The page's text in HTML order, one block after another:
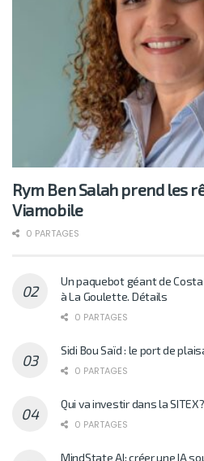
Rym Ben Salah prend les
Viamobile
0 PARTAGES
Un paquebot géant de
à La Goulette. Détails
0 PARTAGES
Sidi Bou Saïd : le port de
0 PARTAGES
Qui va investir dans la SITEX?
0 PARTAGES
MindState AI: créer une IA